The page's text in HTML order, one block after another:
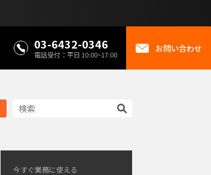
03-6432-0346
電話受付：平日 10:00~17:00
お問い合わせ
今すぐ業務に使える